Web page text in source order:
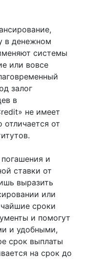
в денежном
системы
или вовсе
залог
в
не имеет
от
и
ставки от
выразить
или
сроки
и помогут
и удобными,
срок выплаты
на срок до